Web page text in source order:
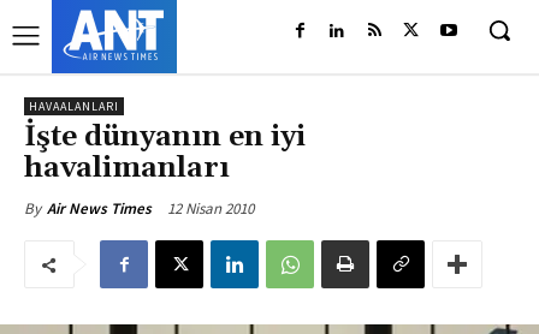
HAVAALANLARI
İşte dünyanın en iyi
havalimanları
By Air News Times 12 Nisan 2010